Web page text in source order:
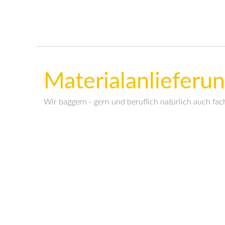
Wir baggern - gern und beruflich natürlich auch